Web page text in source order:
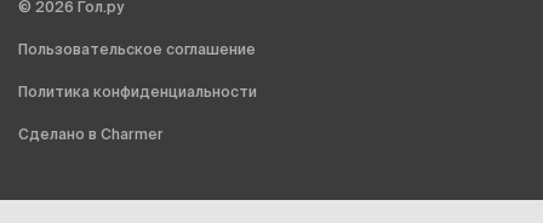
© 2026 Гол.ру
Пользовательское соглашение
Политика конфиденциальности
Сделано в Charmer